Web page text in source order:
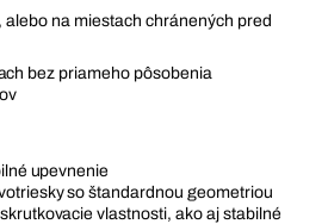
alebo na miestach chránených pred
bez priameho pôsobenia
upevnenie
so štandardnou geometriou
vlastnosti, ako aj stabilné